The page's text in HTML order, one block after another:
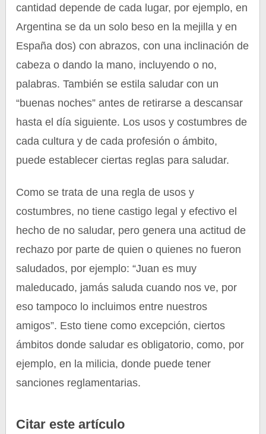
cantidad depende de cada lugar, por ejemplo, en
Argentina se da un solo beso en la mejilla y en
España dos) con abrazos, con una inclinación de
cabeza o dando la mano, incluyendo o no,
palabras. También se estila saludar con un
“buenas noches” antes de retirarse a descansar
hasta el día siguiente. Los usos y costumbres de
cada cultura y de cada profesión o ámbito,
puede establecer ciertas reglas para saludar.
Como se trata de una regla de usos y
costumbres, no tiene castigo legal y efectivo el
hecho de no saludar, pero genera una actitud de
rechazo por parte de quien o quienes no fueron
saludados, por ejemplo: “Juan es muy
maleducado, jamás saluda cuando nos ve, por
eso tampoco lo incluimos entre nuestros
amigos”. Esto tiene como excepción, ciertos
ámbitos donde saludar es obligatorio, como, por
ejemplo, en la milicia, donde puede tener
sanciones reglamentarias.
Citar este artículo